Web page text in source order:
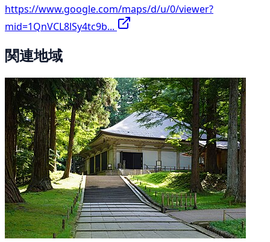
https://www.google.com/maps/d/u/0/viewer?
mid=1QnVCL8lSy4tc9b...
関連地域